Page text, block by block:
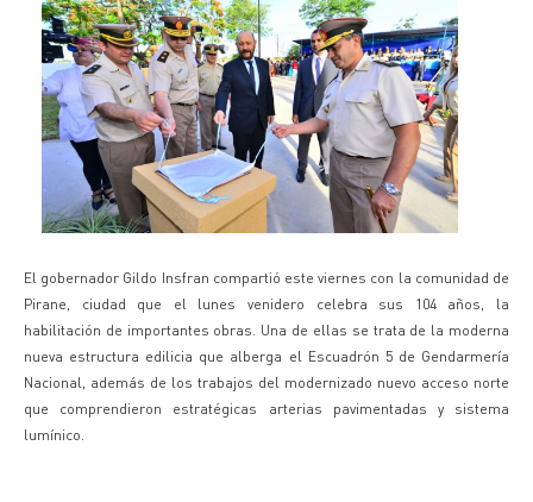
El gobernador Gildo Insfran compartió este viernes con la comunidad de
Pirane, ciudad que el lunes venidero celebra sus 104 años, la
habilitación de importantes obras. Una de ellas se trata de la moderna
nueva estructura edilicia que alberga el Escuadrón 5 de Gendarmería
Nacional, además de los trabajos del modernizado nuevo acceso norte
que comprendieron estratégicas arterias pavimentadas y sistema
lumínico.